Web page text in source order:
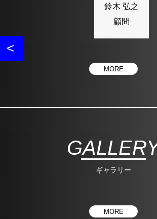
鈴木 弘之
顧問
MORE
ギャラリー
MORE